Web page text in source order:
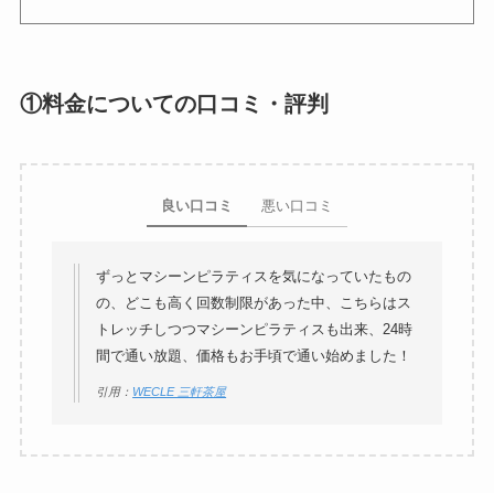
①料金についての口コミ・評判
良い口コミ 悪い口コミ
ずっとマシーンピラティスを気になっていたもの
の、どこも高く回数制限があった中、こちらはス
トレッチしつつマシーンピラティスも出来、24時
間で通い放題、価格もお手頃で通い始めました！
引用： WECLE 三軒茶屋